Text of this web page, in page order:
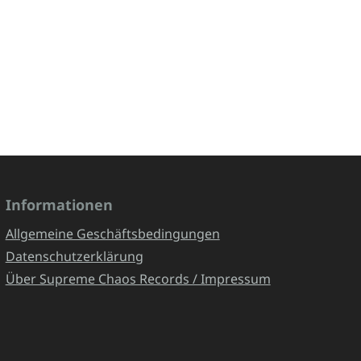
Informationen
Allgemeine Geschäftsbedingungen
Datenschutzerklärung
Über Supreme Chaos Records / Impressum